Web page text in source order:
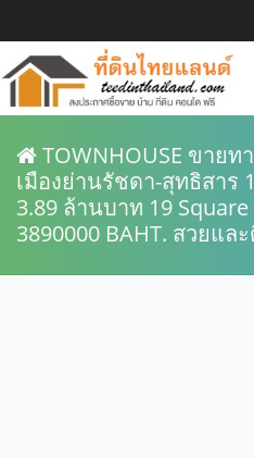
TOWNHOUSE ขายท
เมืองย่านรัชดา-สุทธิสาร
3.89 ล้านบาท 19
3890000 BAHT. สวยแล